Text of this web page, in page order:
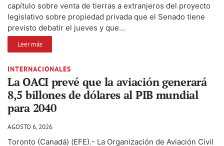
capítulo sobre venta de tierras a extranjeros del proyecto
legislativo sobre propiedad privada que el Senado tiene
previsto debatir el jueves y que...
Leer más
INTERNACIONALES
La OACI prevé que la aviación generará
8,5 billones de dólares al PIB mundial
para 2040
AGOSTO 6, 2026
Toronto (Canadá) (EFE).- La Organización de Aviación Civil